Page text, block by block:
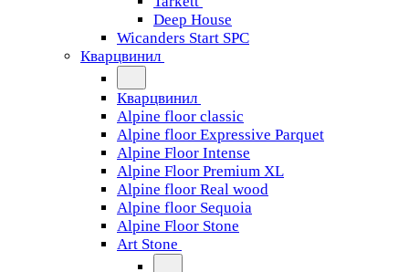
Deep House
Wicanders Start SPC
Кварцвинил
Кварцвинил
Alpine floor classic
Alpine floor Expressive Parquet
Alpine Floor Intense
Alpine Floor Premium XL
Alpine floor Real wood
Alpine floor Sequoia
Alpine Floor Stone
Art Stone